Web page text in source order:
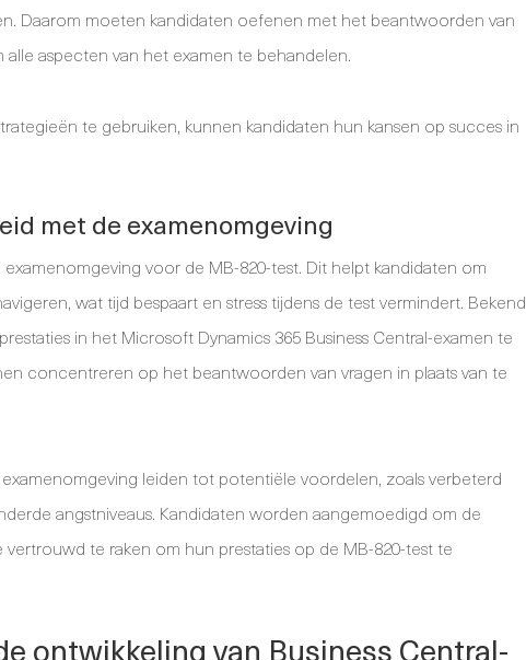
Daarom moeten kandidaten oefenen met het beantwoorden van
aspecten van het examen te behandelen.
te gebruiken, kunnen kandidaten hun kansen op succes in
met de examenomgeving
voor de MB-820-test. Dit helpt kandidaten om
wat tijd bespaart en stress tijdens de test vermindert. Bekend
in het Microsoft Dynamics 365 Business Central-examen te
concentreren op het beantwoorden van vragen in plaats van te
leiden tot potentiële voordelen, zoals verbeterd
angstniveaus. Kandidaten worden aangemoedigd om de
te raken om hun prestaties op de MB-820-test te
ontwikkeling van Business Central-